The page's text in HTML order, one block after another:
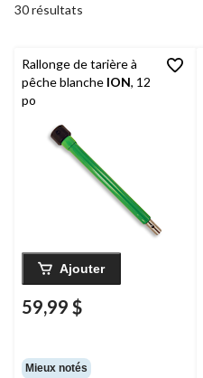
30 résultats
Rallonge de tarière à
pêche blanche ION, 12
po
Ajouter
59,99 $
Mieux notés